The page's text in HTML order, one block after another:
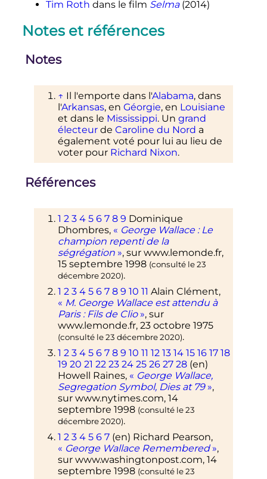
Tim Roth dans le film Selma(2014)
Notes et références
Notes
↑ Il l'emporte dans l'Alabama, dans
l'Arkansas, en Géorgie, en Louisiane
et dans le Mississippi. Un grand
électeurde Caroline du Nord a
également voté pour lui au lieu de
voter pour Richard Nixon.
Références
1 2 3 4 5 6 7 8 9 Dominique
Dhombres, « George Wallace : Le
champion repenti de la
ségrégation », sur www.lemonde.fr,
15 septembre 1998 (consulté le23
décembre 2020).
1 2 3 4 5 6 7 8 9 10 11 Alain Clément,
« M. George Wallace est attendu à
Paris : Fils de Clio », sur
www.lemonde.fr, 23 octobre 1975
(consulté le23 décembre 2020).
1 2 3 4 5 6 7 8 9 10 11 12 13 14 15 16 17 18
19 20 21 22 23 24 25 26 27 28 (en)
Howell Raines, « George Wallace,
Segregation Symbol, Dies at 79 »,
sur www.nytimes.com, 14
septembre 1998 (consulté le23
décembre 2020).
1 2 3 4 5 6 7 (en) Richard Pearson,
« George Wallace Remembered »,
sur www.washingtonpost.com, 14
septembre 1998 (consulté le23